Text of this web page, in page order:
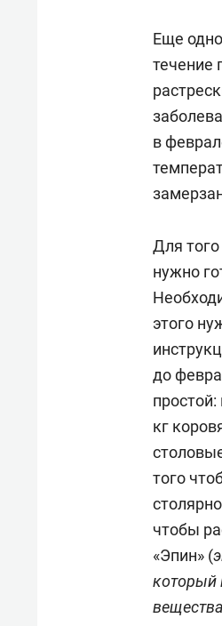
Еще
течение
в
Для
нужно
этого
до
кг
того
чтобы
«Эпин» (
который